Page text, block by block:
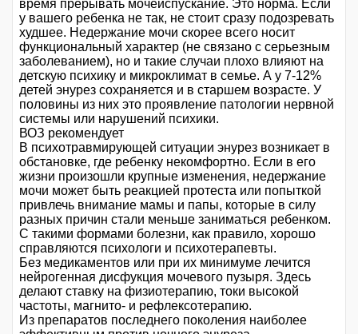
время прерывать мочеиспускание. Это норма. Если
у вашего ребенка не так, не стоит сразу подозревать
худшее. Недержание мочи скорее всего носит
функциональный характер (не связано с серьезным
заболеванием), но и такие случаи плохо влияют на
детскую психику и микроклимат в семье. А у 7-12%
детей энурез сохраняется и в старшем возрасте. У
половины из них это проявление патологии нервной
системы или нарушений психики.
ВОЗ рекомендует
В психотравмирующей ситуации энурез возникает в
обстановке, где ребенку некомфортно. Если в его
жизни произошли крупные изменения, недержание
мочи может быть реакцией протеста или попыткой
привлечь внимание мамы и папы, которые в силу
разных причин стали меньше заниматься ребенком.
С такими формами болезни, как правило, хорошо
справляются психологи и психотерапевты.
Без медикаментов или при их минимуме лечится
нейрогенная дисфукция мочевого пузыря. Здесь
делают ставку на физиотерапию, токи высокой
частоты, магнито- и рефлексотерапию.
Из препаратов последнего поколения наиболее